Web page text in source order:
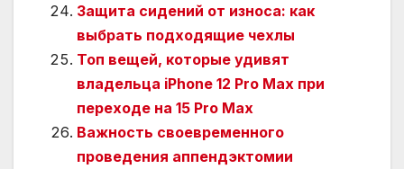
Защита сидений от износа: как
выбрать подходящие чехлы
Топ вещей, которые удивят
владельца iPhone 12 Pro Max при
переходе на 15 Pro Max
Важность своевременного
проведения аппендэктомии